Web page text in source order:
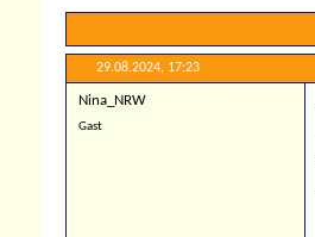
29.08.2024, 17:23
Nina_NRW
Gast